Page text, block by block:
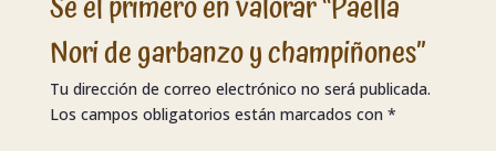
Nori de garbanzo y champiñones”
Tu dirección de correo electrónico no será publicada.
Los campos obligatorios están marcados con *